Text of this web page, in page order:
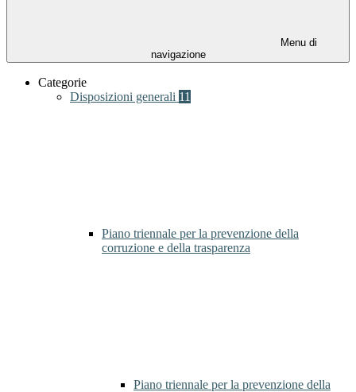
Menu di
navigazione
Categorie
Disposizioni generali 11
Piano triennale per la prevenzione della
corruzione e della trasparenza
Piano triennale per la prevenzione della